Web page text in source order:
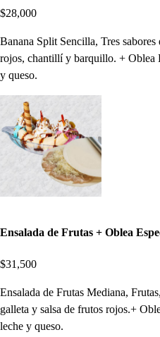
$28,000
Banana Split Sencilla, Tres
rojos, chantillí y barquillo. + Oblea
y queso.
Ensalada de Frutas + Oblea
$31,500
Ensalada de Frutas Mediana,
galleta y salsa de frutos rojos.+
leche y queso.